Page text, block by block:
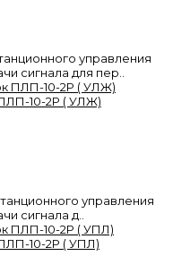
управления
сигнала для пер..
10-2Р ( УЛЖ)
управления
сигнала д..
10-2Р ( УПЛ)